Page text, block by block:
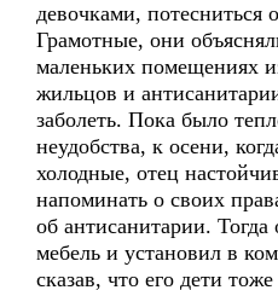
девочками, потесниться
Грамотные, они
маленьких помещениях
жильцов и
заболеть. Пока было
неудобства, к осени,
холодные, отец
напоминать о своих
об антисанитарии.
мебель и установил в
сказав, что его дети